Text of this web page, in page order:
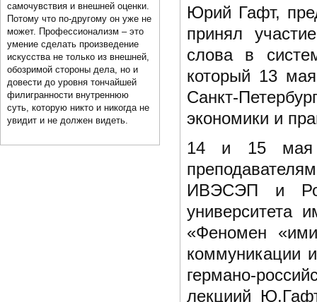
самочувствия и внешней оценки.
Потому что по-другому он уже не
может. Профессионализм – это
умение сделать произведение
искусства не только из внешней,
обозримой стороны дела, но и
довести до уровня тончайшей
филигранности внутреннюю
суть, которую никто и никогда не
увидит и не должен видеть.
Юрий Гафт,
принял
слова в
который 13 мая
Санкт-
экономики и
14 и 15 мая
ИВЭСЭП и
университета
«Феномен
коммуникации
германо-
лекциий